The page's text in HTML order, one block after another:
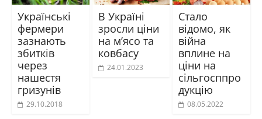
Українські
фермери
зазнають
збитків
через
нашестя
гризунів
29.10.2018
В Україні
зросли ціни
на м’ясо та
ковбасу
24.01.2023
Стало
відомо, як
війна
вплине на
ціни на
сільгосппро
дукцію
08.05.2022